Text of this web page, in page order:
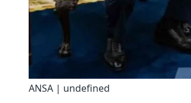
ANSA | undefined